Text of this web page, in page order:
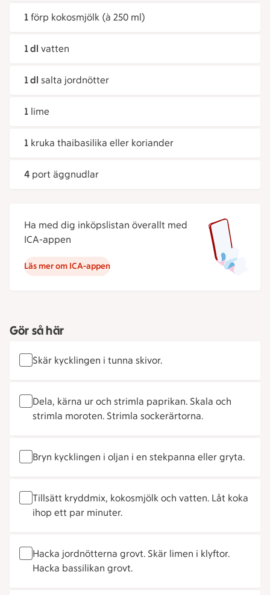
1 förp kokosmjölk (à 250 ml)
1 dl vatten
1 dl salta jordnötter
1 lime
1 kruka thaibasilika eller koriander
4 port äggnudlar
Ha med dig inköpslistan överallt med
ICA-appen
Läs mer om ICA-appen
Gör så här
Skär kycklingen i tunna skivor.
Dela, kärna ur och strimla paprikan. Skala och
strimla moroten. Strimla sockerärtorna.
Bryn kycklingen i oljan i en stekpanna eller gryta.
Tillsätt kryddmix, kokosmjölk och vatten. Låt koka
ihop ett par minuter.
Hacka jordnötterna grovt. Skär limen i klyftor.
Hacka bassilikan grovt.